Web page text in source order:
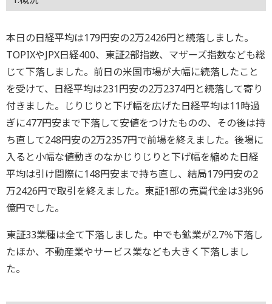
本日の日経平均は179円安の2万2426円と続落しました。
TOPIXやJPX日経400、東証2部指数、マザーズ指数なども総
じて下落しました。前日の米国市場が大幅に続落したこと
を受けて、日経平均は231円安の2万2374円と続落して寄り
付きました。じりじりと下げ幅を広げた日経平均は11時過
ぎに477円安まで下落して安値をつけたものの、その後は持
ち直して248円安の2万2357円で前場を終えました。後場に
入ると小幅な値動きのなかじりじりと下げ幅を縮めた日経
平均は引け間際に148円安まで持ち直し、結局179円安の2
万2426円で取引を終えました。東証1部の売買代金は3兆96
億円でした。
東証33業種は全て下落しました。中でも鉱業が2.7％下落し
たほか、不動産業やサービス業なども大きく下落しまし
た。